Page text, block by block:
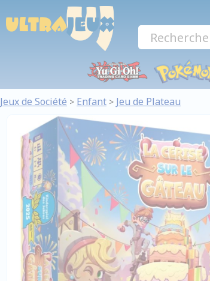
Jeux de Société > Enfant > Jeu de Plateau
Panneau de gestion des cookies